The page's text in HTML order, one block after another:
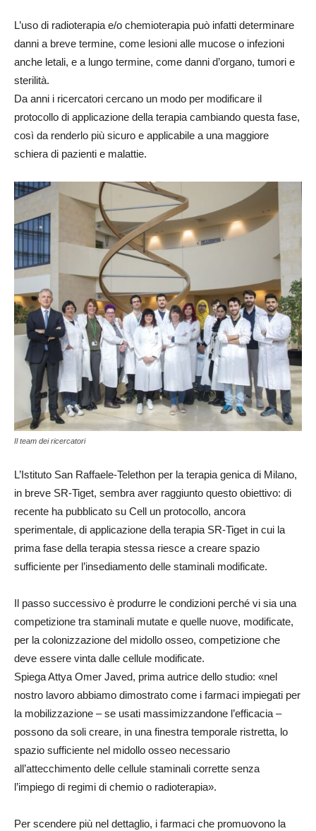
L’uso di radioterapia e/o chemioterapia può infatti determinare
danni a breve termine, come lesioni alle mucose o infezioni
anche letali, e a lungo termine, come danni d’organo, tumori e
sterilità.
Da anni i ricercatori cercano un modo per modificare il
protocollo di applicazione della terapia cambiando questa fase,
così da renderlo più sicuro e applicabile a una maggiore
schiera di pazienti e malattie.
Il team dei ricercatori
L’Istituto San Raffaele-Telethon per la terapia genica di Milano,
in breve SR-Tiget, sembra aver raggiunto questo obiettivo: di
recente ha pubblicato su Cell un protocollo, ancora
sperimentale, di applicazione della terapia SR-Tiget in cui la
prima fase della terapia stessa riesce a creare spazio
sufficiente per l’insediamento delle staminali modificate.
Il passo successivo è produrre le condizioni perché vi sia una
competizione tra staminali mutate e quelle nuove, modificate,
per la colonizzazione del midollo osseo, competizione che
deve essere vinta dalle cellule modificate.
Spiega Attya Omer Javed, prima autrice dello studio: «nel
nostro lavoro abbiamo dimostrato come i farmaci impiegati per
la mobilizzazione – se usati massimizzandone l’efficacia –
possono da soli creare, in una finestra temporale ristretta, lo
spazio sufficiente nel midollo osseo necessario
all’attecchimento delle cellule staminali corrette senza
l’impiego di regimi di chemio o radioterapia».
Per scendere più nel dettaglio, i farmaci che promuovono la